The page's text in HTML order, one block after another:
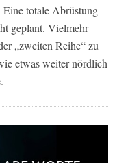
totale Abrüstung
geplant. Vielmehr
„zweiten Reihe“ zu
etwas weiter nördlich